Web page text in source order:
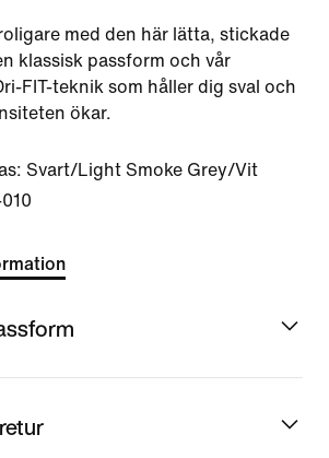
med den här lätta, stickade
klassisk passform och vår
FIT-teknik som håller dig sval och
ökar.
Svart/Light Smoke Grey/Vit